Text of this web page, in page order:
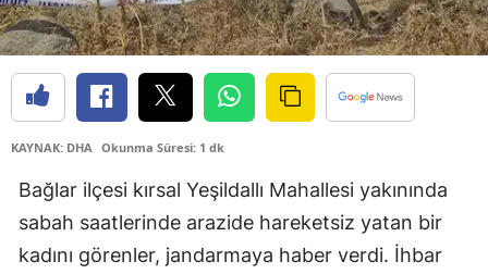
Kırklareli
Kırşehir
Kocaeli
Kütahya
Malatya
KAYNAK: DHA Okunma Süresi: 1 dk
Bağlar ilçesi kırsal Yeşildallı Mahallesi yakınında
sabah saatlerinde arazide hareketsiz yatan bir
kadını görenler, jandarmaya haber verdi. İhbar